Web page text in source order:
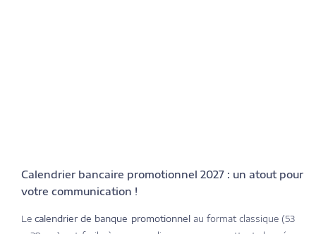
Calendrier bancaire promotionnel 2027 : un atout pour
votre communication !
Lecalendrier de banque promotionnelau format classique (53